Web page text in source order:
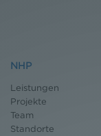
NHP
Leistungen
Projekte
Team
Standorte